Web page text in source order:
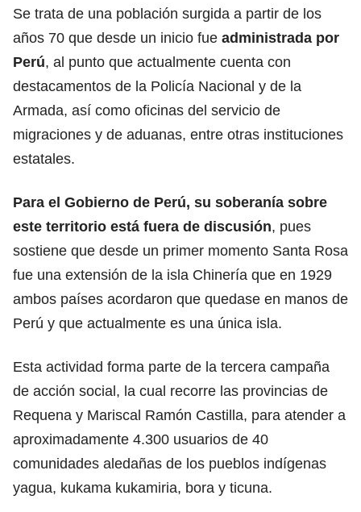
Se trata de una población surgida a partir de los
años 70 que desde un inicio fue administrada por
Perú, al punto que actualmente cuenta con
destacamentos de la Policía Nacional y de la
Armada, así como oficinas del servicio de
migraciones y de aduanas, entre otras instituciones
estatales.
Para el Gobierno de Perú, su soberanía sobre
este territorio está fuera de discusión, pues
sostiene que desde un primer momento Santa Rosa
fue una extensión de la isla Chinería que en 1929
ambos países acordaron que quedase en manos de
Perú y que actualmente es una única isla.
Esta actividad forma parte de la tercera campaña
de acción social, la cual recorre las provincias de
Requena y Mariscal Ramón Castilla, para atender a
aproximadamente 4.300 usuarios de 40
comunidades aledañas de los pueblos indígenas
yagua, kukama kukamiria, bora y ticuna.